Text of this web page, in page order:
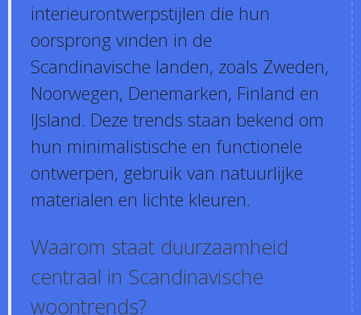
interieurontwerpstijlen die hun
oorsprong vinden in de
Scandinavische landen, zoals Zweden,
Noorwegen, Denemarken, Finland en
IJsland. Deze trends staan bekend om
hun minimalistische en functionele
ontwerpen, gebruik van natuurlijke
materialen en lichte kleuren.
Waarom staat duurzaamheid
centraal in Scandinavische
woontrends?